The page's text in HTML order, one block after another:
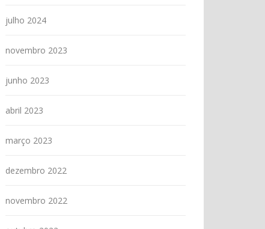
julho 2024
novembro 2023
junho 2023
abril 2023
março 2023
dezembro 2022
novembro 2022